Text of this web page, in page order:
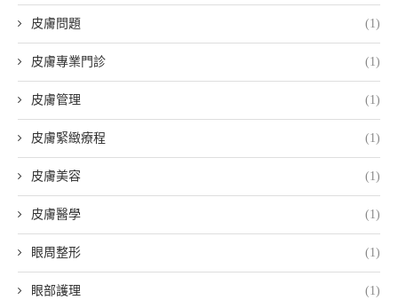
皮膚問題 (1)
皮膚專業門診 (1)
皮膚管理 (1)
皮膚緊緻療程 (1)
皮膚美容 (1)
皮膚醫學 (1)
眼周整形 (1)
眼部護理 (1)